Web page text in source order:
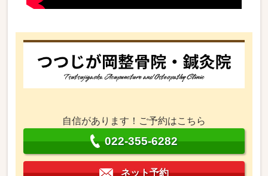
自信があります！ご予約はこちら
022-355-6282
ネット予約